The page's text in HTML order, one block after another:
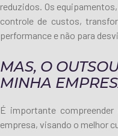
reduzidos. Os
controle de custos,
performance e não para
MAS, O
MINHA
É importante
empresa, visando o melhor